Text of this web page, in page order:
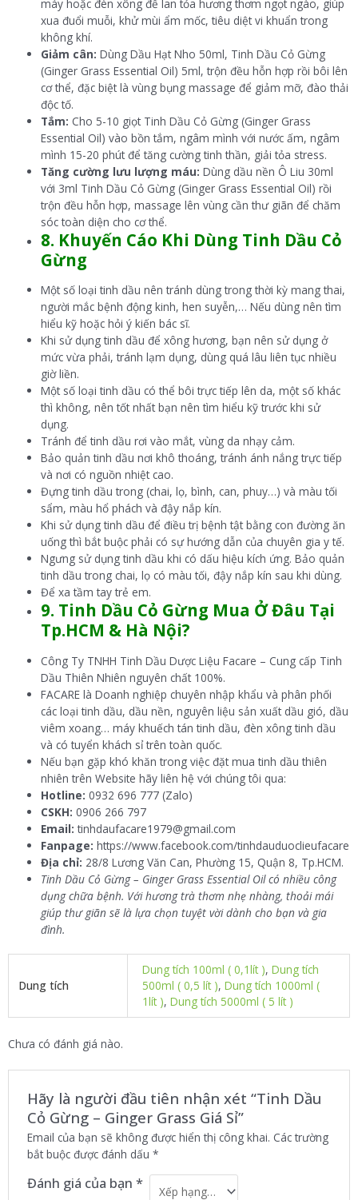
máy hoặc đèn xông để lan tỏa hương thơm ngọt ngào, giúp
xua đuổi muỗi, khử mùi ẩm mốc, tiêu diệt vi khuẩn trong
không khí.
Giảm cân:Dùng Dầu Hạt Nho 50ml, Tinh Dầu Cỏ Gừng
(Ginger Grass Essential Oil) 5ml, trộn đều hỗn hợp rồi bôi lên
cơ thể, đặc biệt là vùng bụng massage để giảm mỡ, đào thải
độc tố.
Tắm: Cho 5-10 giọt Tinh Dầu Cỏ Gừng (Ginger Grass
Essential Oil) vào bồn tắm, ngâm mình với nước ấm, ngâm
mình 15-20 phút để tăng cường tinh thần, giải tỏa stress.
Tăng cường lưu lượng máu:Dùng dầu nền Ô Liu 30ml
với 3ml Tinh Dầu Cỏ Gừng (Ginger Grass Essential Oil) rồi
trộn đều hỗn hợp, massage lên vùng cần thư giãn để chăm
sóc toàn diện cho cơ thể.
8. Khuyến Cáo Khi Dùng Tinh Dầu Cỏ
Gừng
Một số loại tinh dầu nên tránh dùng trong thời kỳ mang thai,
người mắc bệnh động kinh, hen suyễn,… Nếu dùng nên tìm
hiểu kỹ hoặc hỏi ý kiến bác sĩ.
Khi sử dụng tinh dầu để xông hương, bạn nên sử dụng ở
mức vừa phải, tránh lạm dụng, dùng quá lâu liên tục nhiều
giờ liền.
Một số loại tinh dầu có thể bôi trực tiếp lên da, một số khác
thì không, nên tốt nhất bạn nên tìm hiểu kỹ trước khi sử
dụng.
Tránh để tinh dầu rơi vào mắt, vùng da nhạy cảm.
Bảo quản tinh dầu nơi khô thoáng, tránh ánh nắng trực tiếp
và nơi có nguồn nhiệt cao.
Đựng tinh dầu trong (chai, lọ, bình, can, phuy…) và màu tối
sẩm, màu hổ phách và đậy nắp kín.
Khi sử dụng tinh dầu để điều trị bệnh tật bằng con đường ăn
uống thì bắt buộc phải có sự hướng dẫn của chuyên gia y tế.
Ngưng sử dụng tinh dầu khi có dấu hiệu kích ứng. Bảo quản
tinh dầu trong chai, lọ có màu tối, đậy nắp kín sau khi dùng.
Để xa tầm tay trẻ em.
9. Tinh Dầu Cỏ Gừng Mua Ở Đâu Tại
Tp.HCM & Hà Nội?
Công Ty TNHH Tinh Dầu Dược Liệu Facare – Cung cấp Tinh
Dầu Thiên Nhiên nguyên chất 100%.
FACARE là Doanh nghiệp chuyên nhập khẩu và phân phối
các loại tinh dầu, dầu nền, nguyên liệu sản xuất dầu gió, dầu
viêm xoang… máy khuếch tán tinh dầu, đèn xông tinh dầu
và có tuyển khách sỉ trên toàn quốc.
Nếu bạn gặp khó khăn trong việc đặt mua tinh dầu thiên
nhiên trên Website hãy liên hệ với chúng tôi qua:
Hotline: 0932 696 777 (Zalo)
CSKH: 0906 266 797
Email: tinhdaufacare1979@gmail.com
Fanpage: https://www.facebook.com/tinhdauduoclieufacare
Địa chỉ: 28/8 Lương Văn Can, Phường 15, Quận 8, Tp.HCM.
Tinh Dầu Cỏ Gừng – Ginger Grass Essential Oil có nhiều công
dụng chữa bệnh. Với hương trà thơm nhẹ nhàng, thoải mái
giúp thư giãn sẽ là lựa chọn tuyệt vời dành cho bạn và gia
đình.
Dung tích
Dung tích 100ml ( 0,1lít ),Dung tích
500ml ( 0,5 lít ),Dung tích 1000ml (
1lít ),Dung tích 5000ml ( 5 lít )
Chưa có đánh giá nào.
Hãy là người đầu tiên nhận xét “Tinh Dầu
Cỏ Gừng – Ginger Grass Giá Sỉ”
Email của bạn sẽ không được hiển thị công khai. Các trường
bắt buộc được đánh dấu *
Đánh giá của bạn *